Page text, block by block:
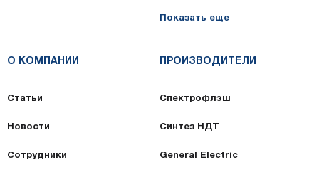
Показать еще
О КОМПАНИИ
Статьи
Новости
Сотрудники
ПРОИЗВОДИТЕЛИ
Спектрофлэш
Синтез НДТ
General Electric